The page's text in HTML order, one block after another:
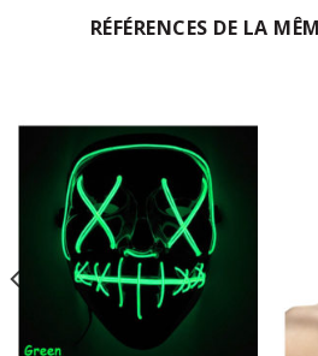
RÉFÉRENCES DE LA